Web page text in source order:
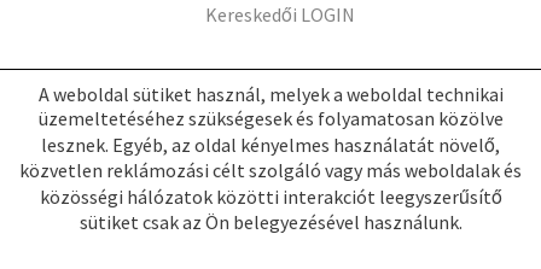
Kereskedői LOGIN
A weboldal sütiket használ, melyek a weboldal technikai
üzemeltetéséhez szükségesek és folyamatosan közölve
lesznek. Egyéb, az oldal kényelmes használatát növelő,
közvetlen reklámozási célt szolgáló vagy más weboldalak és
közösségi hálózatok közötti interakciót leegyszerűsítő
sütiket csak az Ön belegyezésével használunk.